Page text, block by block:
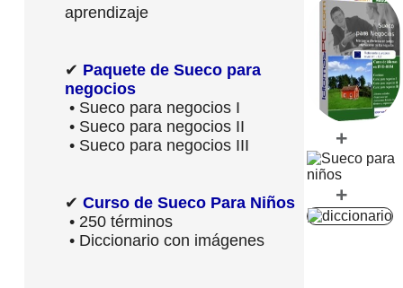
aprendizaje
✔ Paquete de Sueco para
negocios
• Sueco para negocios I
• Sueco para negocios II
• Sueco para negocios III
✔ Curso de Sueco Para Niños
• 250 términos
• Diccionario con imágenes
+
+